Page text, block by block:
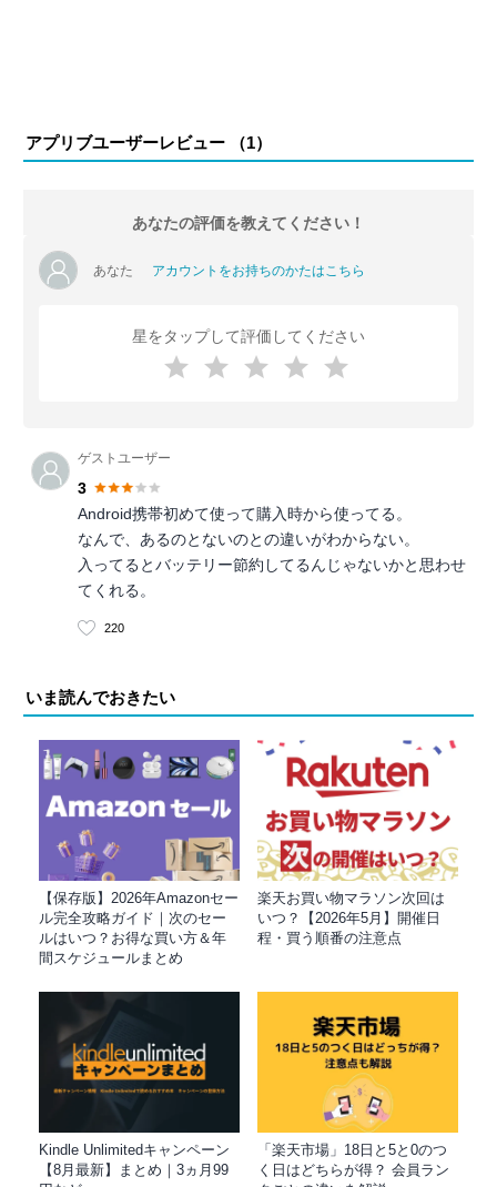
アプリブユーザーレビュー （1）
あなたの評価を教えてください！
あなた アカウントをお持ちのかたはこちら
星をタップして評価してください
ゲストユーザー
3
Android携帯初めて使って購入時から使ってる。
なんで、あるのとないのとの違いがわからない。
入ってるとバッテリー節約してるんじゃないかと思わせ
てくれる。
220
いま読んでおきたい
【保存版】2026年Amazonセー
ル完全攻略ガイド｜次のセー
ルはいつ？お得な買い方＆年
間スケジュールまとめ
楽天お買い物マラソン次回は
いつ？【2026年5月】開催日
程・買う順番の注意点
Kindle Unlimitedキャンペーン
【8月最新】まとめ｜3ヵ月99
「楽天市場」18日と5と0のつ
く日はどちらが得？ 会員ラン